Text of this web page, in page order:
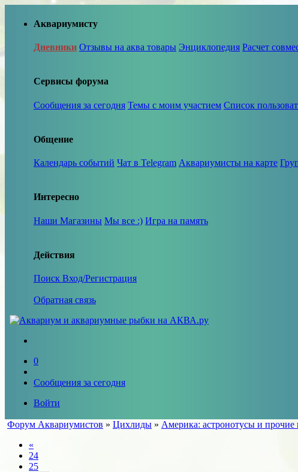
Аквариумисту
Дневники Отзывы на аква товары Энциклопедия Расчет
Сервисы форума
Сообщения за сегодня Темы с моим участием Список
Общение
Календарь событий Чат в Telegram Аквариумисты на карте
Интересно
Наши Магазины Мы все :) Игра на память
Действия
Поиск Вход/Регистрация
Обратная связь
0
Сообщения за сегодня
Войти
Форум Аквариумистов » Цихлиды » Америка: астронотусы и
«
24
25